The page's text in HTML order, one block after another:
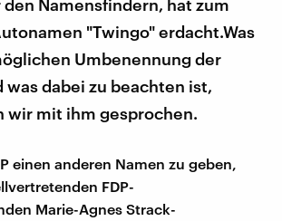
Namensfindern, hat zum
"Twingo" erdacht.Was
Umbenennung der
was dabei zu beachten ist,
wir mit ihm gesprochen.
einen anderen Namen zu geben,
FDP-
Marie-Agnes Strack-